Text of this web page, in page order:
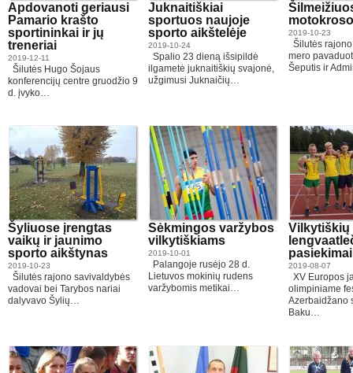
Apdovanoti geriausi
Pamario krašto
sportininkai ir jų
treneriai
2019-12-11
Šilutės Hugo Šojaus
konferencijų centre gruodžio 9
d. įvyko…
Juknaitiškiai
sportuos naujoje
sporto aikštelėje
2019-10-24
Spalio 23 dieną išsipildė
ilgametė juknaitiškių svajonė,
užgimusi Juknaičių…
2019-10-23
Šilutės
mero
Šeputis ir
Šyliuose įrengtas
vaikų ir jaunimo
sporto aikštynas
2019-10-23
Šilutės rajono savivaldybės
vadovai bei Tarybos nariai
dalyvavo Šylių…
Sėkmingos varžybos
vilkytiškiams
2019-10-01
Palangoje rusėjo 28 d.
Lietuvos mokinių rudens
varžybomis metikai…
Vilkytiškių
pasiekimai
2019-08-07
XV Europos
olimpiniame
Azerbaidžano
Baku…